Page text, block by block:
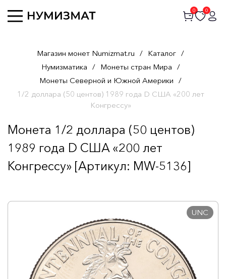
0 0
Магазин монет Numizmat.ru / Каталог /
Нумизматика / Монеты стран Мира /
Монеты Северной и Южной Америки /
1/2 доллара (50 центов) 1989 года D США «200 лет
Конгрессу»
Монета 1/2 доллара (50 центов)
1989 года D США «200 лет
Конгрессу» [Артикул: MW-5136]
UNC